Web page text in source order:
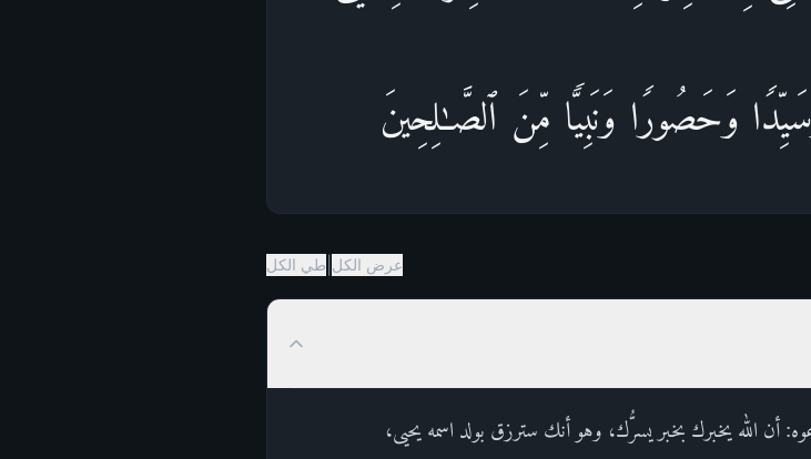
وَحَصُورࣰا وَنَبِیࣰّا مِّنَ ٱلصَّـٰلِحِینَ
عرض الكل طي الكل
أن الله يخبرك بخبر يسرُّك، وهو أنك سترزق بولد اسمه يحيى،